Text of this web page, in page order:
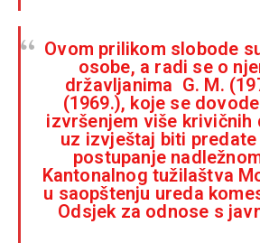
Ovom prilikom slobode
osobe, a radi se o
državljanima G. M.
(1969.), koje se
izvršenjem više krivičnih
uz izvještaj biti
postupanje
Kantonalnog tužilaštva
u saopštenju ureda
Odsjek za odnose s